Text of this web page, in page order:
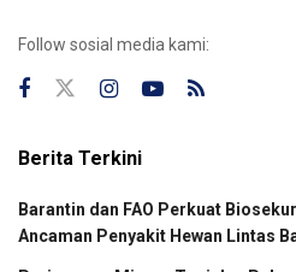
Follow sosial media kami:
Berita Terkini
Barantin dan FAO Perkuat
Ancaman Penyakit Hewan Lintas